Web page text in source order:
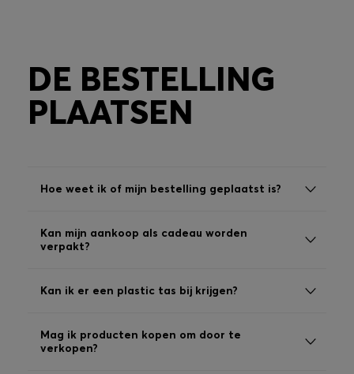
Bekijk
Sale
Inloggen / Registreren
Winkelzoeker
DE BESTELLING
PLAATSEN
Hoe weet ik of mijn bestelling geplaatst is?
Kan mijn aankoop als cadeau worden
verpakt?
Kan ik er een plastic tas bij krijgen?
Mag ik producten kopen om door te
verkopen?